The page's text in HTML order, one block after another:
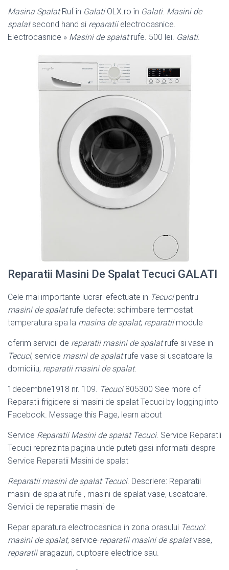
Masina SpalatRuf în GalatiOLX.ro în Galati. Masini de
spalatsecond hand si reparatiielectrocasnice.
Electrocasnice » Masini de spalatrufe. 500 lei. Galati.
Reparatii Masini De Spalat Tecuci GALATI
Cele mai importante lucrari efectuate in Tecucipentru
masini de spalatrufe defecte: schimbare termostat
temperatura apa la masina de spalat; reparatiimodule
oferim servicii de reparatii masini de spalatrufe si vase in
Tecuci, service masini de spalatrufe vase si uscatoare la
domiciliu, reparatii masini de spalat.
1decembrie1918 nr. 109. Tecuci805300 See more of
Reparatii frigidere si masini de spalat Tecuci by logging into
Facebook. Message this Page, learn about
Service Reparatii Masini de spalat Tecuci. Service Reparatii
Tecuci reprezinta pagina unde puteti gasi informatii despre
Service Reparatii Masini de spalat
Reparatii masini de spalat Tecuci. Descriere: Reparatii
masini de spalat rufe , masini de spalat vase, uscatoare.
Servicii de reparatie masini de
Repar aparatura electrocasnica in zona orasului Tecuci:
masini de spalat, service-reparatii masini de spalatvase,
reparatiiaragazuri, cuptoare electrice sau.